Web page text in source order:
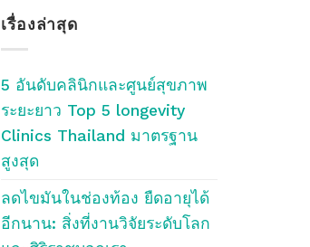
บลอค
Blog
เรื่องล่าสุด
5 อันดับคลินิกและศูนย์สุขภาพ
ระยะยาว Top 5 longevity
Clinics Thailand มาตรฐาน
สูงสุด
ลดไขมันในช่องท้อง ยืดอายุได้
อีกนาน: สิ่งที่งานวิจัยระดับโลก